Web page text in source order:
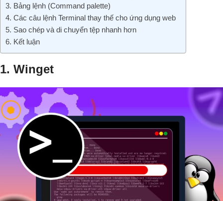
3. Bảng lệnh (Command palette)
4. Các câu lệnh Terminal thay thế cho ứng dụng web
5. Sao chép và di chuyển tệp nhanh hơn
6. Kết luận
1. Winget